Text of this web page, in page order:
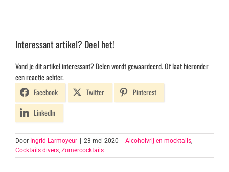
Interessant artikel? Deel het!
Vond je dit artikel interessant? Delen wordt gewaardeerd. Of laat hieronder
een reactie achter.
Facebook
Twitter
Pinterest
LinkedIn
Door Ingrid Larmoyeur 23 mei 2020 Alcoholvrij en mocktails,
Cocktails divers, Zomercocktails